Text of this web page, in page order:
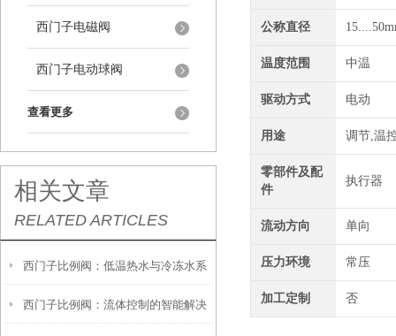
西门子电磁阀
西门子电动球阀
查看更多
相关文章
RELATED ARTICLES
西门子比例阀：低温热水与冷冻水系
统的理想选择
西门子比例阀：流体控制的智能解决
公称直径
温度范围 中温
驱动方式 电动
用途 调节,温
零部件及配
件
执行器
流动方向 单向
压力环境 常压
加工定制 否